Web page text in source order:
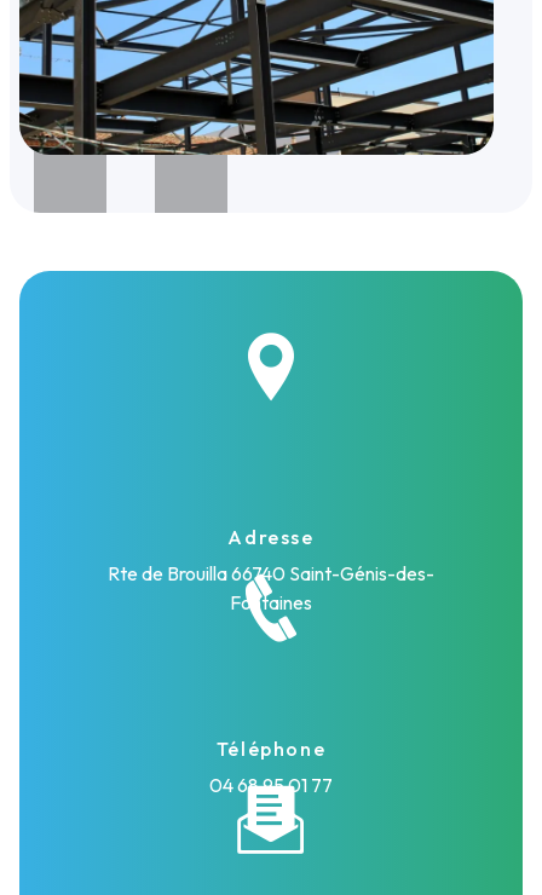
Adresse
Rte de Brouilla66740 Saint-Génis-des-
Fontaines
Téléphone
04 68 95 01 77